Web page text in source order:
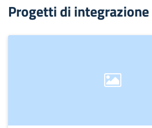
Progetti di integrazione